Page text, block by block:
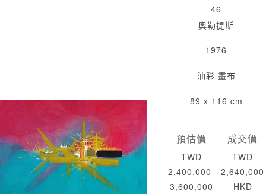
46
奧勒提斯
1976
油彩 畫布
89 x 116 cm
預估價
TWD
2,400,000-
3,600,000
成交價
TWD
2,640,000
HKD